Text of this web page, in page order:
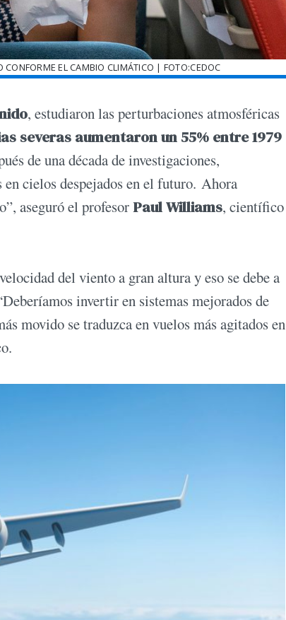
CONFORME EL CAMBIO CLIMÁTICO | FOTO:CEDOC
, estudiaron las perturbaciones atmosféricas
severas aumentaron un 55% entre 1979
de una década de investigaciones,
cielos despejados en el futuro. Ahora
aseguró el profesor Paul Williams, científico
del viento a gran altura y eso se debe a
invertir en sistemas mejorados de
movido se traduzca en vuelos más agitados en